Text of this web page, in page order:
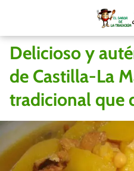
Delicioso y
de Castilla-La
tradicional que